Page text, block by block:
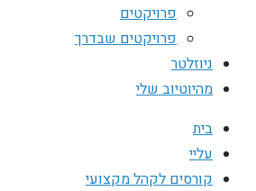
פרויקטים
פרויקטים שבדרך
ניוזלטר
מהיוטיוב שלי
בית
עליי
קורסים לקהל מקצועי